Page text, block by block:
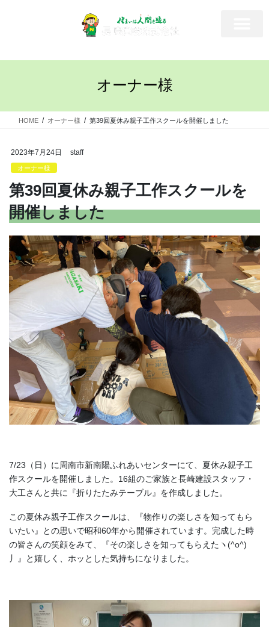
オーナー様
HOME オーナー様 第39回夏休み親子工作スクールを開催しました
2023年7月24日 staff
オーナー様
第39回夏休み親子工作スクールを
開催しました
7/23（日）に周南市新南陽ふれあいセンターにて、夏休み親子工
作スクールを開催しました。16組のご家族と長崎建設スタッフ・
大工さんと共に『折りたたみテーブル』を作成しました。
この夏休み親子工作スクールは、『物作りの楽しさを知ってもら
いたい』との思いで昭和60年から開催されています。完成した時
の皆さんの笑顔をみて、『その楽しさを知ってもらえたヽ(^o^)
丿』と嬉しく、ホッとした気持ちになりました。